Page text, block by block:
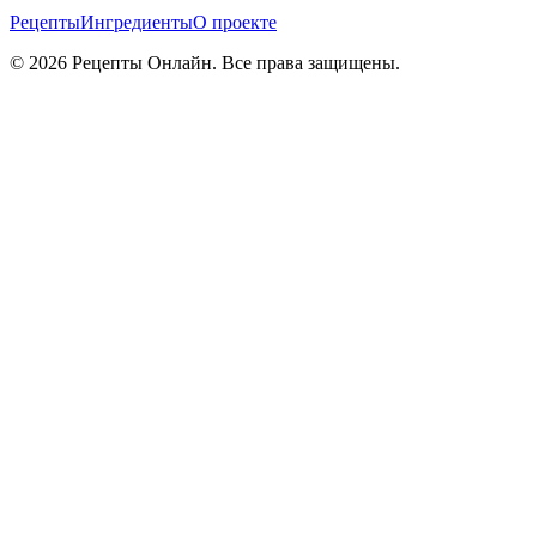
РецептыИнгредиентыО проекте
© 2026 Рецепты Онлайн. Все права защищены.